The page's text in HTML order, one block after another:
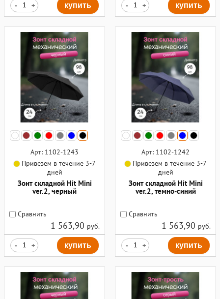
- + купить - + купить
Арт: 1102-1243
Привезем в течение 3-7
дней
Зонт складной Hit Mini
ver.2, черный
Сравнить
1 563,90 руб.
- + купить
Арт: 1102-1242
Привезем в течение 3-7
дней
Зонт складной Hit Mini
ver.2, темно-синий
Сравнить
1 563,90 руб.
- + купить